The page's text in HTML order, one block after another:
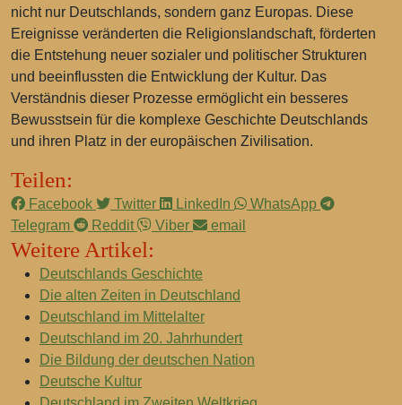
nicht nur Deutschlands, sondern ganz Europas. Diese
Ereignisse veränderten die Religionslandschaft, förderten
die Entstehung neuer sozialer und politischer Strukturen
und beeinflussten die Entwicklung der Kultur. Das
Verständnis dieser Prozesse ermöglicht ein besseres
Bewusstsein für die komplexe Geschichte Deutschlands
und ihren Platz in der europäischen Zivilisation.
Teilen:
Facebook Twitter LinkedIn
WhatsApp
Telegram
Reddit Viber email
Weitere Artikel:
Deutschlands Geschichte
Die alten Zeiten in Deutschland
Deutschland im Mittelalter
Deutschland im 20. Jahrhundert
Die Bildung der deutschen Nation
Deutsche Kultur